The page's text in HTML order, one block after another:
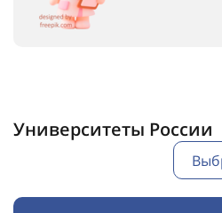
Университеты России